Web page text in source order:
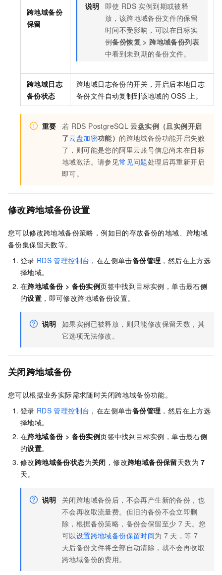
跨地域备份
保留
说明 即使 RDS 实例到期或被释
放，该跨地域备份文件的保留
时间不受影响，可以在目标实
例备份恢复 >跨地域备份列表
中看到未到期的备份文件。
跨地域日志
备份状态
跨地域日志备份的开关，开启后本地日志
备份文件自动复制到该地域的 OSS 上。
重要 若 RDS PostgreSQL 云盘实例（且实例开启
了云盘加密功能） 的跨地域备份功能开启失败
了，则可能是您的阿里云账号信息尚未在目标
地域激活。请参见常见问题处理后再重新开启
即可。
修改跨地域备份设置
您可以修改跨地域备份策略，例如目的存放备份的地域、跨地域
备份集保留天数等。
登录 RDS 管理控制台 ，在左侧单击备份管理 ，然后在上方选
择地域。
在跨地域备份> 备份实例页签中找到目标实例，单击最右侧
的设置 ，即可修改跨地域备份设置。
说明 如果实例已被释放，则只能修改保留天数，其
它选项无法修改。
关闭跨地域备份
您可以根据业务实际需求随时关闭跨地域备份功能。
登录 RDS 管理控制台 ，在左侧单击备份管理 ，然后在上方选
择地域。
在跨地域备份> 备份实例页签中找到目标实例，单击最右侧
的设置。
修改跨地域备份状态为关闭 ，修改跨地域备份保留天数为 7
天。
说明
关闭跨地域备份后，不会再产生新的备份，也
不会再收取流量费。但旧的备份不会立即删
除，根据备份策略，备份会保留至少 7 天。您
可以设置跨地域备份保留时间为 7 天，等 7
天后备份文件将全部自动清除，就不会再收取
跨地域备份的费用。